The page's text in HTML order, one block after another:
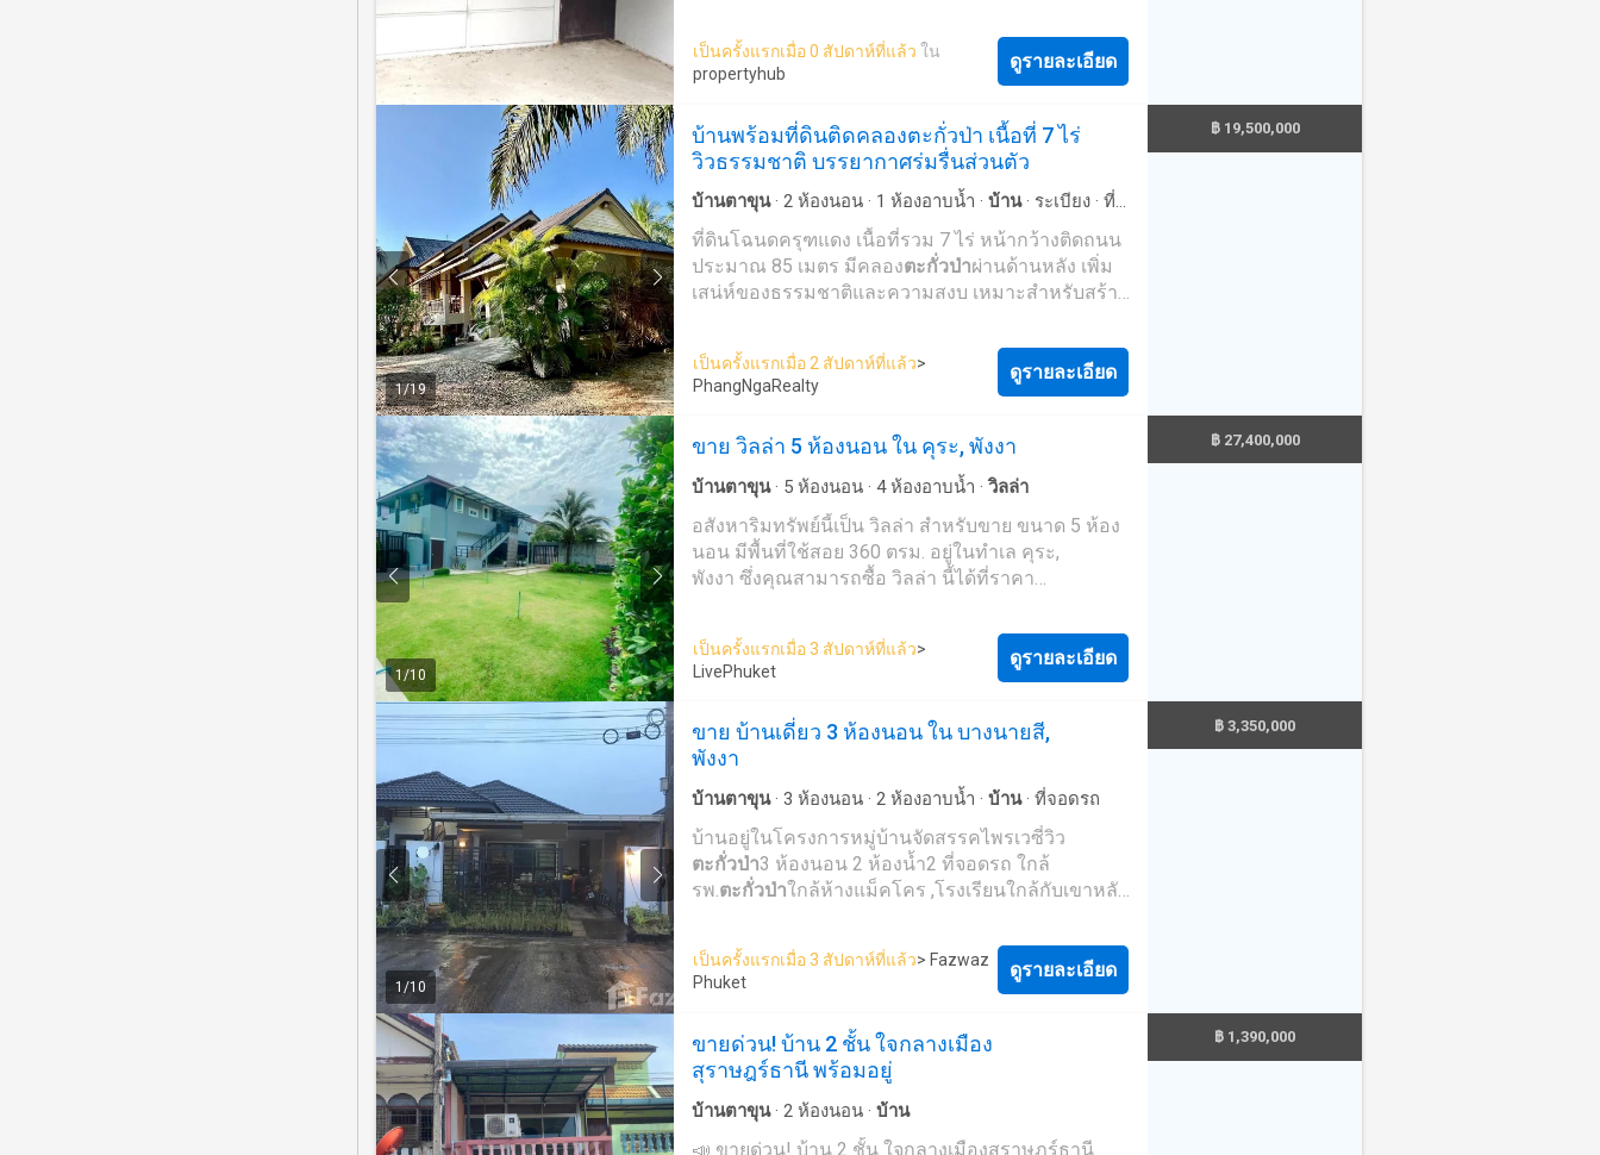
เหลือขั้นตอนการซื้อนะคะ ' โปรโมชั่น ฟรีค่า
ธรรมเนียมการโอนสูงสุด 200,000 บาท เมื่อโอน
กรรมสิทธิ์ภายใน 30 วัน นับจากวันที่ธนาคารแจ้งผล
เป็นครั้งแรกเมื่อ 0 สัปดาห์ที่แล้ว ใน
propertyhub
ดูรายละเอียด
1/19
บ้านพร้อมที่ดินติดคลองตะกั่วป่า เนื้อที่ 7 ไร่
วิวธรรมชาติ บรรยากาศร่มรื่นส่วนตัว
บ้านตาขุน · 2 ห้องนอน · 1 ห้องอาบน้ำ · บ้าน · ระเบียง · ที่
จอดรถ
อินเตอร์เน็ต
ที่ดินโฉนดครุฑแดง เนื้อที่รวม 7 ไร่ หน้ากว้างติดถนน
ประมาณ 85 เมตร มีคลองตะกั่วป่าผ่านด้านหลัง เพิ่ม
เสน่ห์ของธรรมชาติและความสงบ เหมาะสำหรับสร้าง
อาศัยถาวร ตัวบ้านเป็นบ้านชั้นครึ่ง อายุประมาณ 7 ปี
ออกแบบเรียบง่ายน่าอยู่ ประกอบด้วย 2 ห้องนอน 1
ห้องน้ำ พร้อมห้องอาบน้ำกลางสวนแยกต่างหาก 1
สีเขียวให้ความร่มรื่นและเป็นส่วนตัว พื้นที่สวนปลูก
ปาล์มน้ำมันอายุ 8 ปี จำนวนประมาณ 100 ต้น พร้อม
พืชผลอื่น ๆ เช่น มะพร้าว หมาก มะม่วง ไผ่ และ
มะม่วงหิมพานต์ เพิ่มความอุดมสมบูรณ์และ
บรรยากาศธรรมชาติอย่างแท้จริง ราคาขาย: 19.5
ล้านบาท ราคาเช่า: 1.2 ล้านบาทต่อปี (สัญญาเช่า 3 ปี
ตะกั่วป่า
16 นาทีถึงโรงพยาบาล ตะกั่วป่า17 นาทีถึง
โรงเรียนตะกั่วป่าเสนานุกุล 28 นาทีถึงพิพิธภัณฑ์สึนา
มิบ้านน้ำเค็ม 30 นาที ถึงหาดบางสัก 58 นาทีถึงท่าเรือ
ทับละมุ 119 นาที นาที ถึงบลูแคนยอน คันทรี คลับ 120
นาที นาที ถึงสนามบินนานาชาติภูเก็ต
เป็นครั้งแรกเมื่อ 2 สัปดาห์ที่แล้ว>
PhangNgaRealty
ดูรายละเอียด
฿ 19,500,000
1/10
ขาย วิลล่า 5 ห้องนอน ใน คุระ, พังงา
บ้านตาขุน · 5 ห้องนอน · 4ห้องอาบน้ำ ·วิลล่า
อสังหาริมทรัพย์นี้เป็น วิลล่า สำหรับขาย ขนาด 5 ห้อง
นอน มีพื้นที่ใช้สอย 360 ตรม. อยู่ในทำเล คุระ,
พังงา ซึ่งคุณสามารถซื้อ วิลล่า นี้ได้ที่ราคา
เป็นครั้งแรกเมื่อ 3 สัปดาห์ที่แล้ว>
LivePhuket
ดูรายละเอียด
฿ 27,400,000
1 /10
ขาย บ้านเดี่ยว 3 ห้องนอน ใน บางนายสี,
พังงา
บ้านตาขุน · 3 ห้องนอน · 2 ห้องอาบน้ำ · บ้าน · ที่จอดรถ
บ้านอยู่ในโครงการหมู่บ้านจัดสรรคไพรเวซี่วิว
ตะกั่วป่า3 ห้องนอน 2 ห้องน้ำ2 ที่จอดรถ ใกล้
รพ.ตะกั่วป่าใกล้ห้างแม็คโคร ,โรงเรียนใกล้กับเขาหลัง
โอนผู้ขายออก 70% ผู้ซื้ออก 30%สามารถสอบถามราย
ละเอียดเพิ่มเติม 080-231---- *ราคายังสามารถต่อรอง
ได้ค่ะ💚
เป็นครั้งแรกเมื่อ 3 สัปดาห์ที่แล้ว> Fazwaz
Phuket
ดูรายละเอียด
฿ 3,350,000
ขายด่วน! บ้าน 2 ชั้น ใจกลางเมือง
สุราษฎร์ธานี พร้อมอยู่
บ้านตาขุน · 2 ห้องนอน · บ้าน
📣 ขายด่วน! บ้าน 2 ชั้น ใจกลางเมืองสุราษฎร์ธานี
฿ 1,390,000